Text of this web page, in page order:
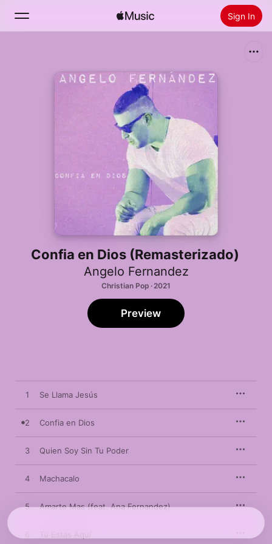
Sign In
Install Apple Music
Confia en Dios (Remasterizado)
Angelo Fernandez
Christian Pop · 2021
Preview
1 Se Llama Jesús
2 Confia en Dios
3 Quien Soy Sin Tu Poder
4 Machacalo
5 Amarte Mas (feat. Ana Fernandez)
Tú Estás Aquí